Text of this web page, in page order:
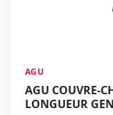
AGU
AGU COUVRE-
LONGUEUR